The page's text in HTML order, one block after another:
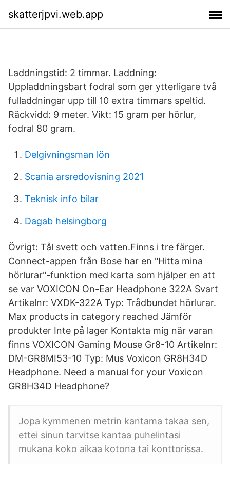
skatterjpvi.web.app
Laddningstid: 2 timmar. Laddning:
Uppladdningsbart fodral som ger ytterligare två
fulladdningar upp till 10 extra timmars speltid.
Räckvidd: 9 meter. Vikt: 15 gram per hörlur,
fodral 80 gram.
Delgivningsman lön
Scania arsredovisning 2021
Teknisk info bilar
Dagab helsingborg
Övrigt: Tål svett och vatten.Finns i tre färger.
Connect-appen från Bose har en "Hitta mina
hörlurar"-funktion med karta som hjälper en att
se var VOXICON On-Ear Headphone 322A Svart
Artikelnr: VXDK-322A Typ: Trådbundet hörlurar.
Max products in category reached Jämför
produkter Inte på lager Kontakta mig när varan
finns VOXICON Gaming Mouse Gr8-10 Artikelnr:
DM-GR8MI53-10 Typ: Mus Voxicon GR8H34D
Headphone. Need a manual for your Voxicon
GR8H34D Headphone?
Jopa kymmenen metrin kantama takaa sen,
ettei sinun tarvitse kantaa puhelintasi
mukana koko aikaa kotona tai konttorissa.